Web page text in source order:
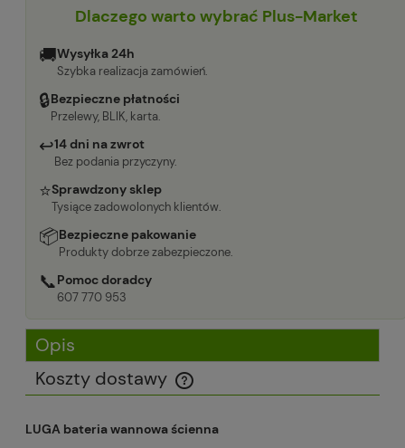
Dlaczego warto wybrać Plus-Market
🚚Wysyłka 24h
Szybka realizacja zamówień.
🔒Bezpieczne płatności
Przelewy, BLIK, karta.
↩14 dni na zwrot
Bez podania przyczyny.
⭐Sprawdzony sklep
Tysiące zadowolonych klientów.
📦Bezpieczne pakowanie
Produkty dobrze zabezpieczone.
📞Pomoc doradcy
607 770 953
Opis
Koszty dostawy
Cena nie zawiera ewentualnych kosztów płatności
LUGA bateria wannowa ścienna